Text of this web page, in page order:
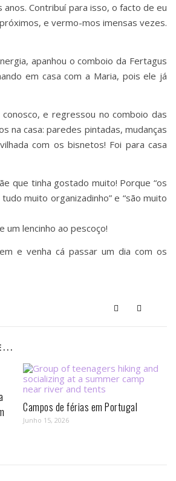
anos. Contribuí para isso, o facto de eu
e vermo-mos imensas vezes.
apanhou o comboio da Fertagus
em casa com a Maria, pois ele já
e regressou no comboio das
na casa: paredes pintadas, mudanças
com os bisnetos! Foi para casa
que tinha gostado muito! Porque “os
muito organizadinho” e “são muito
um lencinho ao pescoço!
e venha cá passar um dia com os
Campos de férias em Portugal
Junho 15, 2026